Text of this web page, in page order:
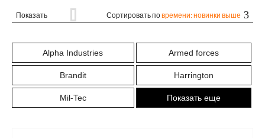
Показать Сортировать повремени: новинки выше
Alpha Industries Armed forces
Brandit Harrington
Mil-Tec Показать еще